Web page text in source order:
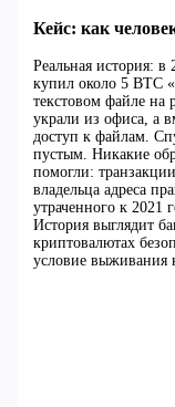
Кейс: как
Реальная история: в
купил около 5 BTC
текстовом файле на
украли из офиса, а
доступ к файлам.
пустым. Никакие
помогли:
владельца адреса
утраченного к 2021
История выглядит
криптовалютах
условие выживания